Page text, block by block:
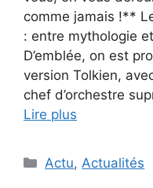
comme jamais !**
: entre mythologie
D’emblée, on est
version Tolkien,
chef d’orchestre
Lire plus
Catégories
Actu,Actualités